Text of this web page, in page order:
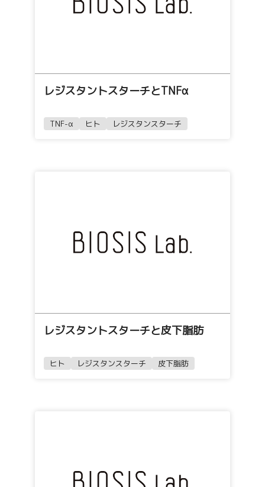
レジスタントスターチとTNFα
TNF-α ヒト レジスタンスターチ
レジスタントスターチと皮下脂肪
ヒト レジスタンスターチ 皮下脂肪